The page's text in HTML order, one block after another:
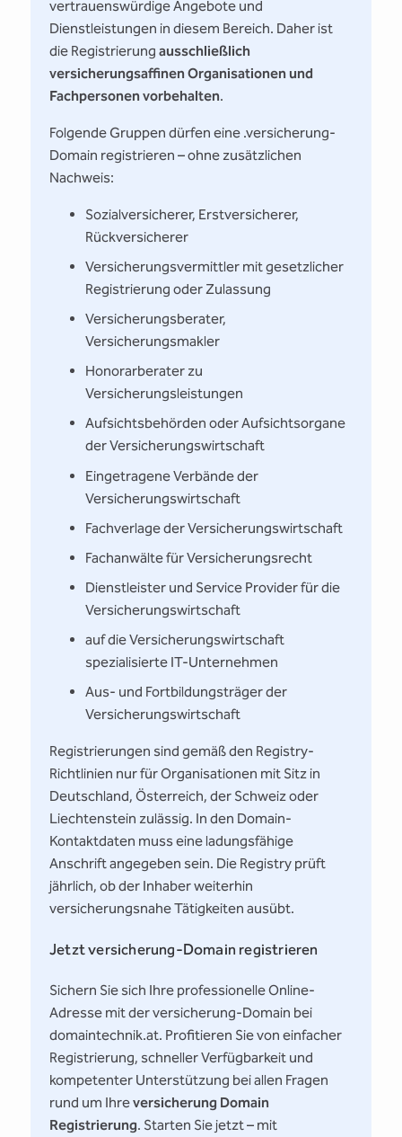
vertrauenswürdige Angebote und
Dienstleistungen in diesem Bereich. Daher ist
die Registrierung ausschließlich
versicherungsaffinen Organisationen und
Fachpersonen vorbehalten.
Folgende Gruppen dürfen eine .versicherung-
Domain registrieren – ohne zusätzlichen
Nachweis:
Sozialversicherer, Erstversicherer,
Rückversicherer
Versicherungsvermittler mit gesetzlicher
Registrierung oder Zulassung
Versicherungsberater,
Versicherungsmakler
Honorarberater zu
Versicherungsleistungen
Aufsichtsbehörden oder Aufsichtsorgane
der Versicherungswirtschaft
Eingetragene Verbände der
Versicherungswirtschaft
Fachverlage der Versicherungswirtschaft
Fachanwälte für Versicherungsrecht
Dienstleister und Service Provider für die
Versicherungswirtschaft
auf die Versicherungswirtschaft
spezialisierte IT-Unternehmen
Aus- und Fortbildungsträger der
Versicherungswirtschaft
Registrierungen sind gemäß den Registry-
Richtlinien nur für Organisationen mit Sitz in
Deutschland, Österreich, der Schweiz oder
Liechtenstein zulässig. In den Domain-
Kontaktdaten muss eine ladungsfähige
Anschrift angegeben sein. Die Registry prüft
jährlich, ob der Inhaber weiterhin
versicherungsnahe Tätigkeiten ausübt.
Jetzt versicherung-Domain registrieren
Sichern Sie sich Ihre professionelle Online-
Adresse mit der versicherung-Domain bei
domaintechnik.at. Profitieren Sie von einfacher
Registrierung, schneller Verfügbarkeit und
kompetenter Unterstützung bei allen Fragen
rund um Ihreversicherung Domain
Registrierung. Starten Sie jetzt – mit